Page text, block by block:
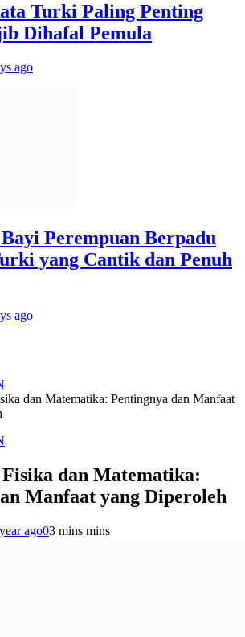
Turki Paling Penting
Dihafal Pemula
ago
Perempuan Berpadu
yang Cantik dan Penuh
ago
dan Matematika: Pentingnya dan Manfaat
dan Matematika:
Manfaat yang Diperoleh
ago03 mins mins